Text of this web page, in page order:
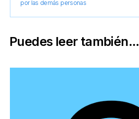
por las demás personas
Puedes leer también...